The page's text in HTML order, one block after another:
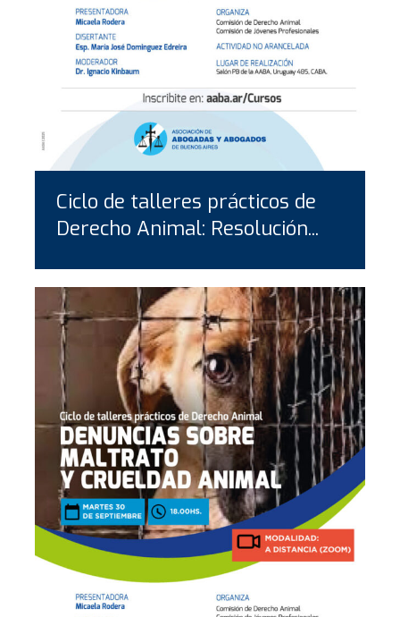
Ciclo de talleres prácticos de
Derecho Animal: Resolución...